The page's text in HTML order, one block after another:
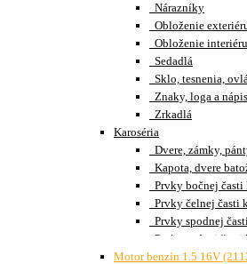
Nárazníky
Obloženie
Obloženie interiéru
Sedadlá
Sklo, tesnenia,
Znaky, loga a
Zrkadlá
Karoséria
Dvere, zámky,
Kapota, dvere
Prvky bočnej časti
Prvky čelnej časti
Prvky spodnej
Prvky zadnej časti
Motor benzín 1.5 16V